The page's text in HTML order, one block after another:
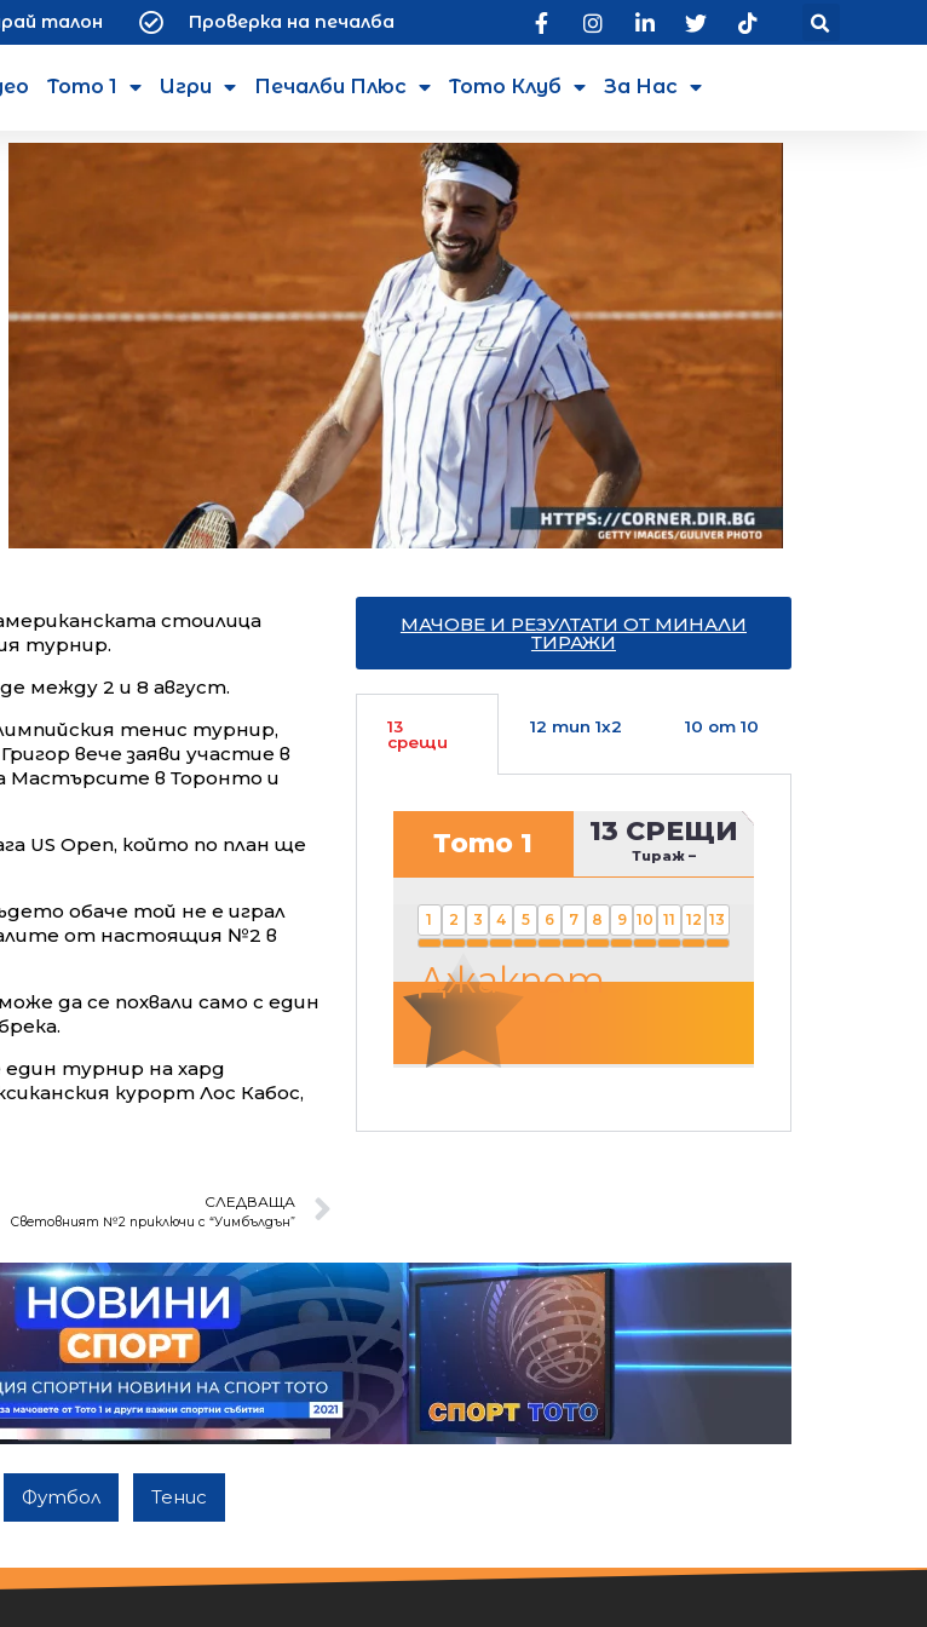
талон Проверка на печалба
Тото 1 Игри Печалби Плюс Тото Клуб За Нас
стоилица
турнир.
между 2 и 8 август.
тенис турнир,
вече заяви участие в
Мастърсите в Торонто и
US Open, който по план ще
обаче той не е играл
от настоящия №2 в
да се похвали само с един
турнир на хард
курорт Лос Кабос,
СЛЕДВАЩА
Световният №2 приключи с “Уимбълдън”
МАЧОВЕ И РЕЗУЛТАТИ ОТ МИНАЛИ
ТИРАЖИ
13
срещи
12 тип 1х2 10 от 10
Тото 1 13 СРЕЩИ
Тираж –
1 2 3 4 5 6 7 8 9 10 11 12 13
Джакпот
Футбол Тенис